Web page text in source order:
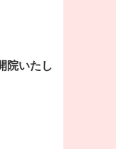
院いたし